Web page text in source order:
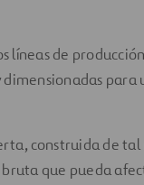
líneas de
para
construida de tal
que pueda